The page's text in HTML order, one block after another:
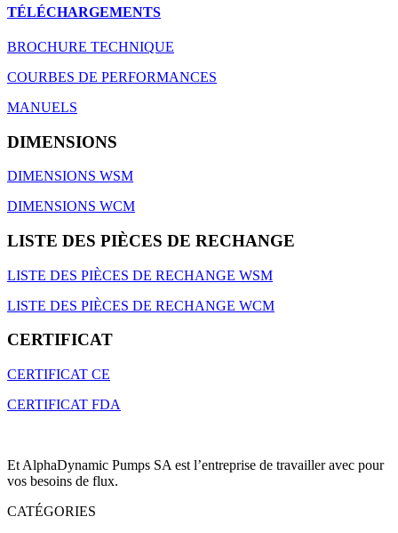
TÉLÉCHARGEMENTS
BROCHURE TECHNIQUE
COURBES DE PERFORMANCES
MANUELS
DIMENSIONS
DIMENSIONS WSM
DIMENSIONS WCM
LISTE DES PIÈCES DE RECHANGE
LISTE DES PIÈCES DE RECHANGE WSM
LISTE DES PIÈCES DE RECHANGE WCM
CERTIFICAT
CERTIFICAT CE
CERTIFICAT FDA
Et AlphaDynamic Pumps SA est l’entreprise de travailler avec pour
vos besoins de flux.
CATÉGORIES